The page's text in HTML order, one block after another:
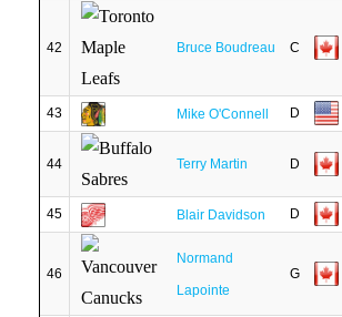
42 Bruce Boudreau C
43 Mike O'Connell D
44 Terry Martin D
45 Blair Davidson D
46
Normand
Lapointe
G